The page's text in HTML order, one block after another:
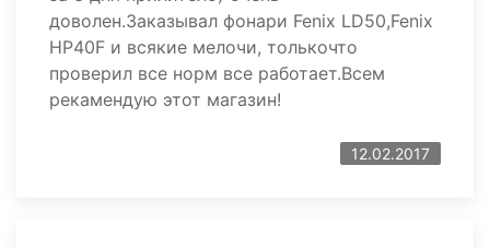
доволен.Заказывал фонари Fenix LD50,Fenix
HP40F и всякие мелочи, толькочто
проверил все норм все работает.Всем
рекамендую этот магазин!
12.02.2017